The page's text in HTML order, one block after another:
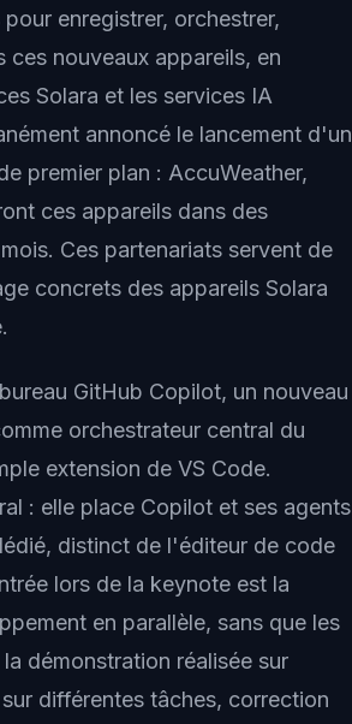
enregistrer, orchestrer,
nouveaux appareils, en
Solara et les services IA
annoncé le lancement d'un
premier plan : AccuWeather,
ces appareils dans des
Ces partenariats servent de
concrets des appareils Solara
GitHub Copilot, un nouveau
orchestrateur central du
extension de VS Code.
: elle place Copilot et ses agents
distinct de l'éditeur de code
lors de la keynote est la
en parallèle, sans que les
démonstration réalisée sur
différentes tâches, correction